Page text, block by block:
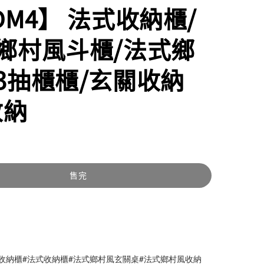
】 法式收納櫃/
村風斗櫃/法式鄉
櫃櫃/玄關收納
售完
納櫃#法式收納櫃#法式鄉村風玄關桌#法式鄉村風收納